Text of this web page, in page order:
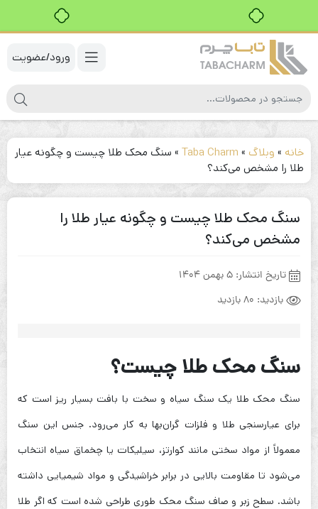
ورود/عضویت
خانه » وبلاگ »
Taba Charm
» سنگ محک طلا چیست و چگونه عیار
طلا را مشخص می‌کند؟
سنگ محک طلا چیست و چگونه عیار طلا را
مشخص می‌کند؟
تاریخ انتشار: 5 بهمن 1404
بازدید: 80 بازدید
سنگ محک طلا چیست؟
سنگ محک طلا یک سنگ سیاه و سخت با بافت بسیار ریز است که
برای عیارسنجی طلا و فلزات گران‌بها به کار می‌رود. جنس این سنگ
معمولاً از مواد سختی مانند کوارتز، سیلیکات یا چخماق سیاه انتخاب
می‌شود تا مقاومت بالایی در برابر خراشیدگی و مواد شیمیایی داشته
باشد. سطح زبر و صاف سنگ محک طوری طراحی شده است که اگر طلا